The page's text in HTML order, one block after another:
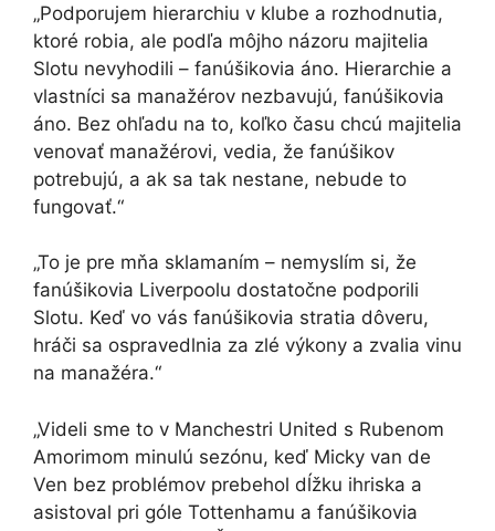
„Podporujem hierarchiu v klube a rozhodnutia,
ktoré robia, ale podľa môjho názoru majitelia
Slotu nevyhodili – fanúšikovia áno. Hierarchie a
vlastníci sa manažérov nezbavujú, fanúšikovia
áno. Bez ohľadu na to, koľko času chcú majitelia
venovať manažérovi, vedia, že fanúšikov
potrebujú, a ak sa tak nestane, nebude to
fungovať.“
„To je pre mňa sklamaním – nemyslím si, že
fanúšikovia Liverpoolu dostatočne podporili
Slotu. Keď vo vás fanúšikovia stratia dôveru,
hráči sa ospravedlnia za zlé výkony a zvalia vinu
na manažéra.“
„Videli sme to v Manchestri United s Rubenom
Amorimom minulú sezónu, keď Micky van de
Ven bez problémov prebehol dĺžku ihriska a
asistoval pri góle Tottenhamu a fanúšikovia